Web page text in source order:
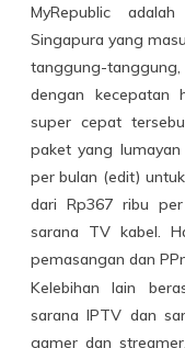
MyRepublic
Singapura yang
tanggung-
dengan kecepatan
super cepat
paket yang
per bulan (edit)
dari Rp367 ribu
sarana TV kabel.
pemasangan dan
Kelebihan lain
sarana IPTV dan
gamer dan